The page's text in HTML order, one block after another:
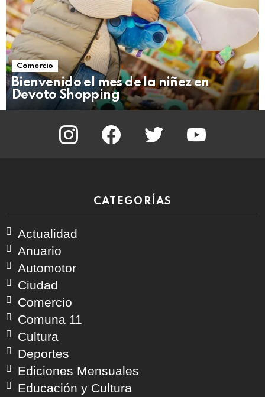
Comercio
Bienvenido el mes de la niñez en
Devoto Shopping
instagram facebook twitter
CATEGORÍAS
Actualidad
Anuario
Automotor
Ciudad
Comercio
Comuna 11
Cultura
Deportes
Ediciones Mensuales
Educación y Cultura